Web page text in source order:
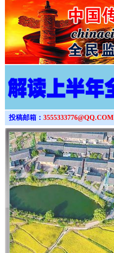
投稿邮箱： 3555333776@QQ.COM